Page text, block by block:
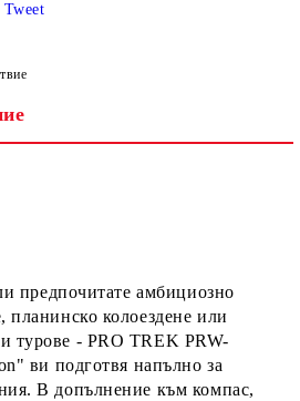
рамките на работния ден, за
Tweet
амбициозно
планинско колоездене или
турове - PRO TREK PRW-
ви подготвя напълно за
В допълнение към компас,